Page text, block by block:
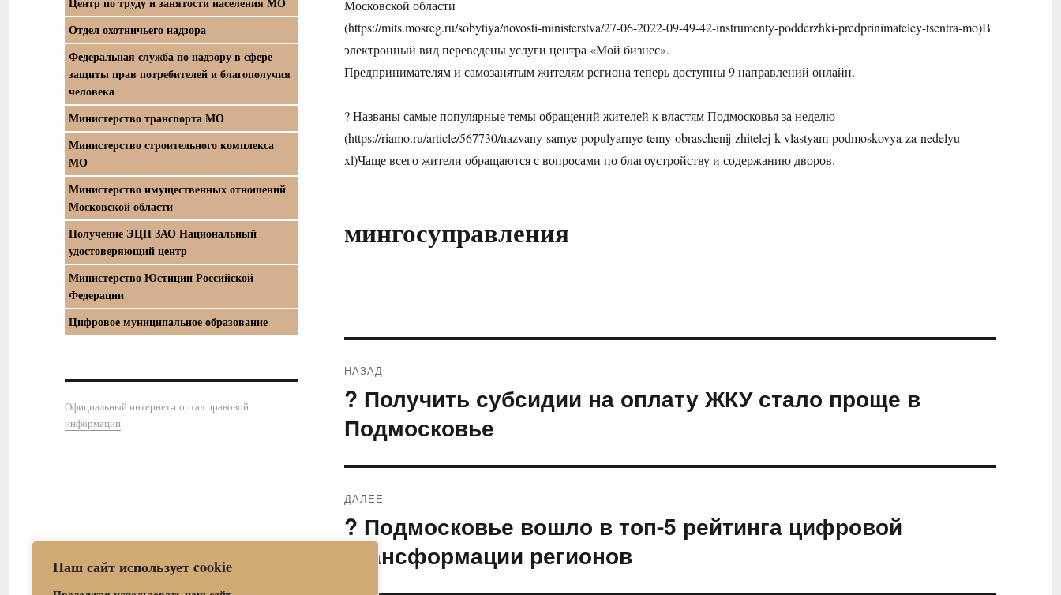
Наш сайт использует cookie
Московской области
(https://mits.mosreg.ru/sobytiya/novosti-ministerstva/27-06-2022-09-49-42-instrumenty-podderzhki-predprinimateley-tsentra-mo)В
электронный вид переведены услуги центра «Мой бизнес».
Предпринимателям и самозанятым жителям региона теперь доступны 9 направлений онлайн.
? Названы самые популярные темы обращений жителей к властям Подмосковья за неделю
(https://riamo.ru/article/567730/nazvany-samye-populyarnye-temy-obraschenij-zhitelej-k-vlastyam-podmoskovya-za-nedelyu-
xl)Чаще всего жители обращаются с вопросами по благоустройству и содержанию дворов.
мингосуправления
по
записям
НАЗАД
Предыдущая
? Получить субсидии на оплату ЖКУ стало проще в
Подмосковье
ДАЛЕЕ
Следующая
запись:
? Подмосковье вошло в топ-5 рейтинга цифровой
трансформации регионов
Отдел охотничьего надзора
Федеральная служба по надзору в сфере
защиты прав потребителей и благополучия
человека
Министерство транспорта МО
Министерство строительного комплекса
МО
Министерство имущественных отношений
Московской области
Получение ЭЦП ЗАО Национальный
удостоверяющий центр
Министерство Юстиции Российской
Федерации
Цифровое муниципальное образование
Официальный интернет-портал правовой
информации